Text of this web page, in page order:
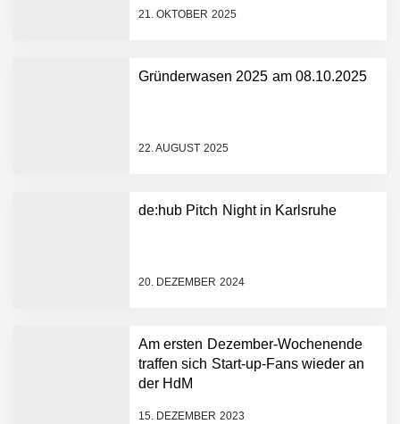
21. OKTOBER 2025
Gründerwasen 2025 am 08.10.2025
22. AUGUST 2025
de:hub Pitch Night in Karlsruhe
20. DEZEMBER 2024
Am ersten Dezember-Wochenende
traffen sich Start-up-Fans wieder an
der HdM
15. DEZEMBER 2023
Dollar bekannt, um den
Plattform zu beschleunigen
NEURA Robotics und
AI breit auszurollen
Humanoider Roboter bringt
Hightech ins Stadion
Simulationsdienstleistung in
FiniteNow ermöglicht